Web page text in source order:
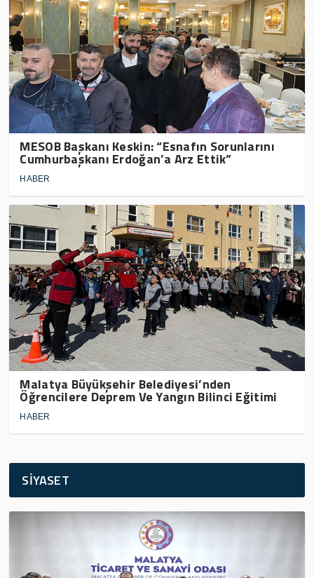
MESOB Başkanı Keskin: “Esnafın Sorunlarını
Cumhurbaşkanı Erdoğan’a Arz Ettik”
HABER
Malatya Büyükşehir Belediyesi’nden
Öğrencilere Deprem Ve Yangın Bilinci Eğitimi
HABER
SİYASET